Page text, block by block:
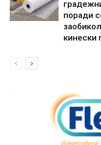
поради
кинески